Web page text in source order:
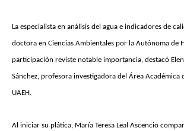
La especialista en análisis del agua e indicadores de
doctora en Ciencias Ambientales por la Autónoma de
participación reviste notable importancia, destacó
Sánchez, profesora investigadora del Área Académica
UAEH.
Al iniciar su plática, María Teresa Leal Ascencio